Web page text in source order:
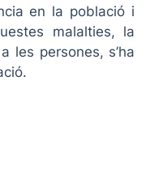
en la població i
malalties, la
les persones, s’ha